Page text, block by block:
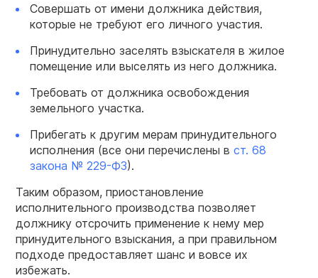
Совершать от имени должника действия,
которые не требуют его личного участия.
Принудительно заселять взыскателя в жилое
помещение или выселять из него должника.
Требовать от должника освобождения
земельного участка.
Прибегать к другим мерам принудительного
исполнения (все они перечислены в ст. 68
закона № 229-ФЗ).
Таким образом, приостановление
исполнительного производства позволяет
должнику отсрочить применение к нему мер
принудительного взыскания, а при правильном
подходе предоставляет шанс и вовсе их
избежать.